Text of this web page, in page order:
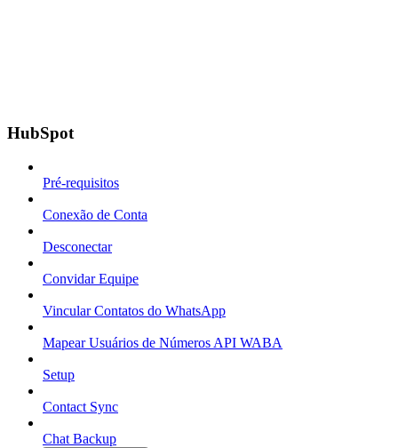
HubSpot
Pré-requisitos
Conexão de Conta
Desconectar
Convidar Equipe
Vincular Contatos do WhatsApp
Mapear Usuários de Números API WABA
Setup
Contact Sync
Chat Backup